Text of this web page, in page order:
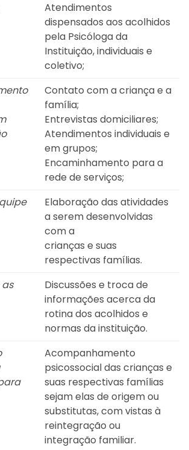
Atendimentos
dispensados aos acolhidos
pela Psicóloga da
Instituição, individuais e
coletivo;
Contato com a criança e a
família;
Entrevistas domiciliares;
Atendimentos individuais e
em grupos;
Encaminhamento para a
rede de serviços;
Elaboração das atividades
a serem desenvolvidas
com a
crianças e suas
respectivas famílias.
Discussões e troca de
informações acerca da
rotina dos acolhidos e
normas da instituição.
Acompanhamento
psicossocial das crianças e
suas respectivas famílias
sejam elas de origem ou
substitutas, com vistas à
reintegração ou
integração familiar.